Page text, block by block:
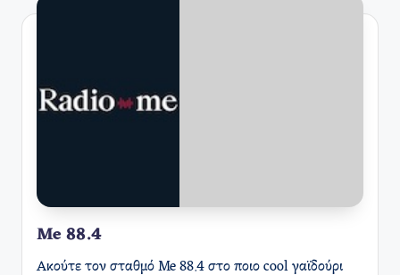
Me 88.4
Ακούτε τον σταθμό Me 88.4 στο ποιο cool γαϊδούρι